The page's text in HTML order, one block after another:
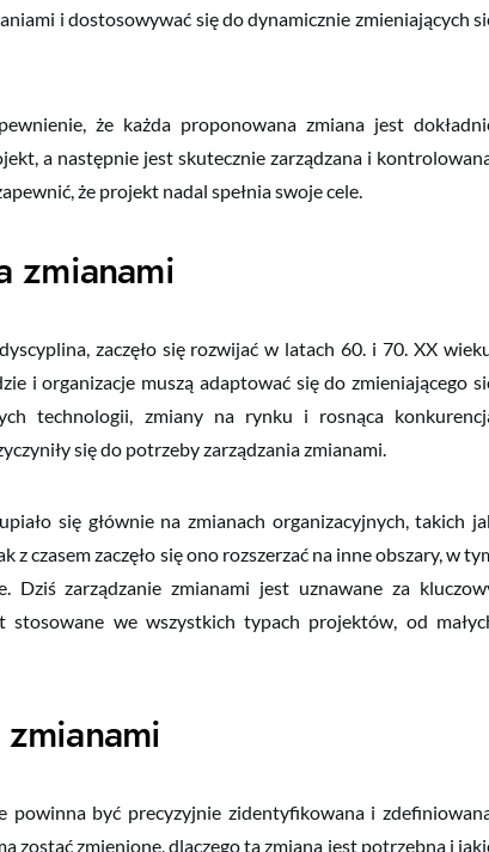
i dostosowywać się do dynamicznie zmieniających się
że każda proponowana zmiana jest dokładnie
a następnie jest skutecznie zarządzana i kontrolowana,
że projekt nadal spełnia swoje cele.
zmianami
zaczęło się rozwijać w latach 60. i 70. XX wieku,
i organizacje muszą adaptować się do zmieniającego się
technologii, zmiany na rynku i rosnąca konkurencja
się do potrzeby zarządzania zmianami.
się głównie na zmianach organizacyjnych, takich jak
czasem zaczęło się ono rozszerzać na inne obszary, w tym
Dziś zarządzanie zmianami jest uznawane za kluczowy
we wszystkich typach projektów, od małych
powinna być precyzyjnie zidentyfikowana i zdefiniowana.
zostać zmienione, dlaczego ta zmiana jest potrzebna i jakie